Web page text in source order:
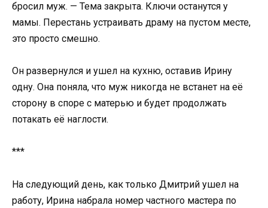
бросил муж. — Тема закрыта. Ключи останутся у
мамы. Перестань устраивать драму на пустом месте,
это просто смешно.
Он развернулся и ушел на кухню, оставив Ирину
одну. Она поняла, что муж никогда не встанет на её
сторону в споре с матерью и будет продолжать
потакать её наглости.
***
На следующий день, как только Дмитрий ушел на
работу, Ирина набрала номер частного мастера по